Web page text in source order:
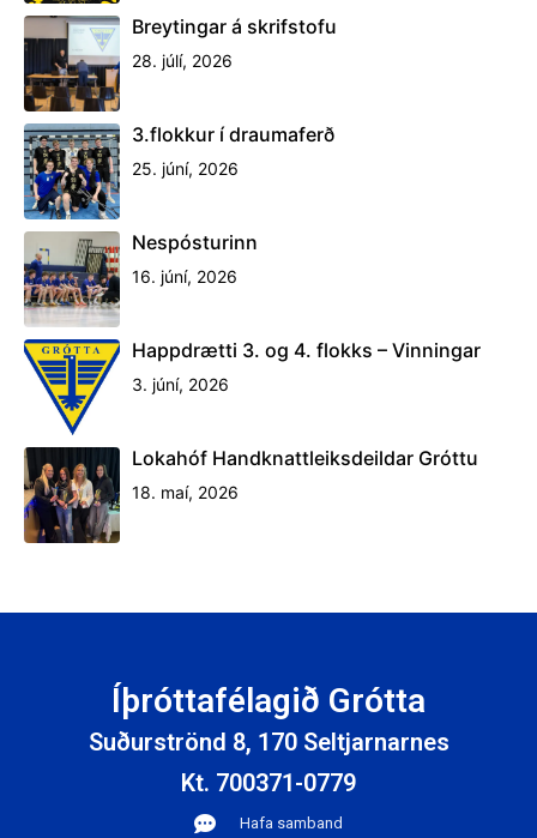
18. maí, 2026
Íþróttafélagið Grótta
Suðurströnd 8, 170 Seltjarnarnes
Hafa samband
Símatími skrifstofu er mánudaga til fimmtudags, 14:00 - 16:00
Tímatafla
Starfsfólk
Aðalstjórn
Reglugerðir